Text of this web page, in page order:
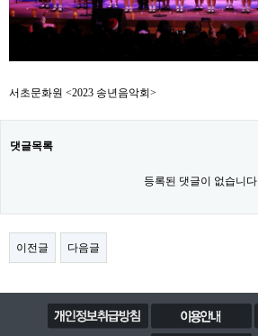
서초문화원 <2023 송년음악회>
댓글목록
등록된 댓글이 없습니다.
이전글 다음글